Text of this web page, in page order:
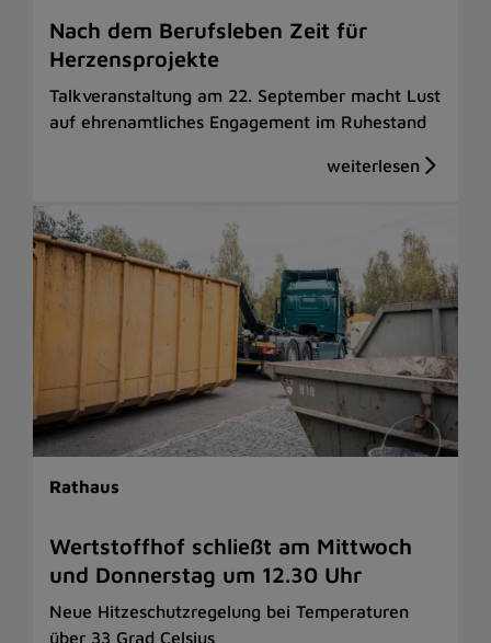
Nach dem Berufsleben Zeit für
Herzensprojekte
Talkveranstaltung am 22. September macht Lust
auf ehrenamtliches Engagement im Ruhestand
Rathaus
Wertstoffhof schließt am Mittwoch
und Donnerstag um 12.30 Uhr
Neue Hitzeschutzregelung bei Temperaturen
über 33 Grad Celsius